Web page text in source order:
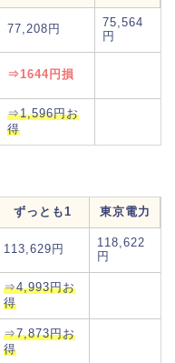
77,208円
75,564
円
⇒1644円損
⇒1,596円お
得
ずっとも1 東京電力
113,629円
118,622
円
⇒4,993円お
得
⇒7,873円お
得